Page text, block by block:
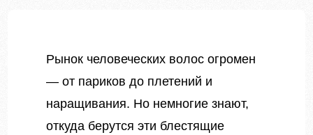
Рынок человеческих волос огромен
— от париков до плетений и
наращивания. Но немногие знают,
откуда берутся эти блестящие